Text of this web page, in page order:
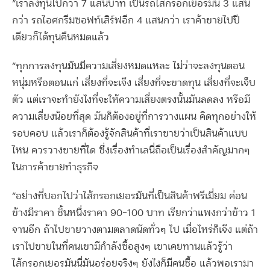
“เราลงทุนไปกว่า 7 แสนบาท เป็นรถไส้กรอกเยอรมัน 3 แสน
กว่า รถไอศกรีมซอฟท์เสิร์ฟอีก 4 แสนกว่า เราค้าขายไปปี
เดียวก็ได้ทุนคืนหมดแล้ว
“ทุกการลงทุนมันมีความเสี่ยงหมดแหละ ไม่ว่าจะลงทุนตอน
หนุ่มหรือตอนแก่ เสี่ยงที่จะเจ๊ง เสี่ยงที่จะขาดทุน เสี่ยงที่จะเจ็บ
ตัว แต่เราจะทำยังไงที่จะให้ความเสี่ยงตรงนั้นมันลดลง หรือมี
ความเสี่ยงน้อยที่สุด มันก็ต้องอยู่ที่การวางแผน คิดทุกอย่างให้
รอบคอบ แล้วเราก็ต้องรู้จักสินค้าที่เราขายว่าเป็นสินค้าแบบ
ไหน ควรวางขายที่ใด ซึ่งเรื่องทำเลนี่ถือเป็นเรื่องสำคัญมากๆ
ในการค้าขายทำธุรกิจ
“อย่างที่บอกไปว่าไส้กรอกเยอรมันที่เป็นสินค้าพรีเมี่ยม ค่อน
ข้างมีราคา ชิ้นหนึ่งราคา 90-100 บาท เรียกว่าแพงกว่าข้าว 1
จานอีก ถ้าไปขายวางตามตลาดนัดทั่วๆ ไป เมื่อไหร่ก็เจ๊ง แต่ถ้า
เราไปขายในที่คนเขามีกำลังซื้อสูงๆ เขาเคยทานแล้วรู้ว่า
ไส้กรอกเยอรมันนี่มันอร่อยจริงๆ ยังไงก็มีคนซื้อ แล้วพอเรามา